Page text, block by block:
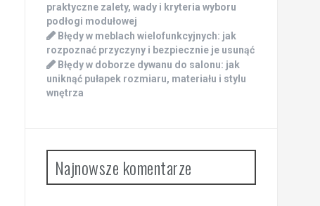
praktyczne zalety, wady i kryteria wyboru
podłogi modułowej
Błędy w meblach wielofunkcyjnych: jak
rozpoznać przyczyny i bezpiecznie je usunąć
Błędy w doborze dywanu do salonu: jak
uniknąć pułapek rozmiaru, materiału i stylu
wnętrza
Najnowsze komentarze